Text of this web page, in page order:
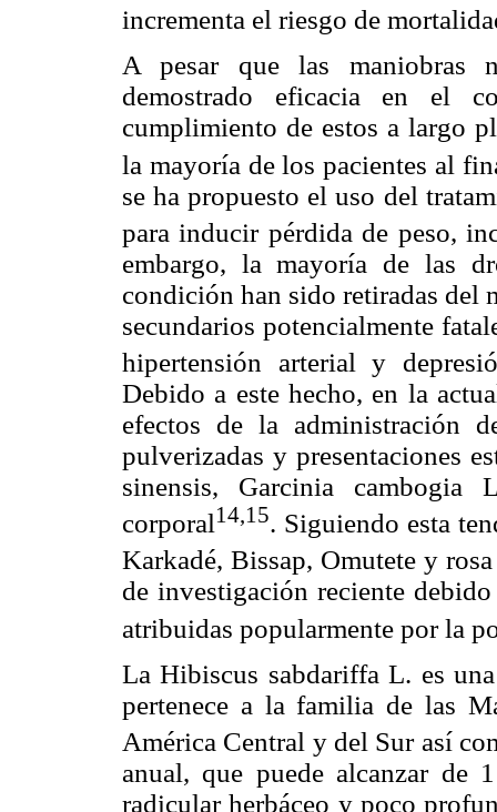
incrementa el riesgo de
A pesar que las maniobras
demostrado eficacia en el
cumplimiento de estos a largo
la mayoría de los pacientes al
se ha propuesto el uso del
para inducir pérdida de peso,
embargo, la mayoría de las
condición han sido retiradas del
secundarios potencialmente
hipertensión arterial y
Debido a este hecho, en la
efectos de la administración
pulverizadas y presentaciones
sinensis, Garcinia
corporal14,15. Siguiendo esta
Karkadé, Bissap, Omutete y
de investigación reciente
atribuidas popularmente por la
La Hibiscus sabdariffa L. es
pertenece a la familia de las
América Central y del Sur así
anual, que puede alcanzar de
radicular herbáceo y poco